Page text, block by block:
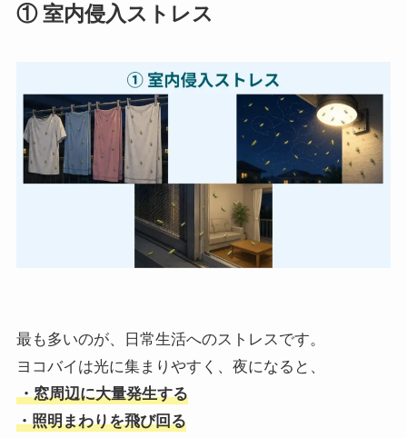
① 室内侵入ストレス
最も多いのが、日常生活へのストレスです。
ヨコバイは光に集まりやすく、夜になると、
・窓周辺に大量発生する
・照明まわりを飛び回る